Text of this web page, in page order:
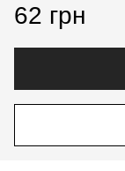
62 грн